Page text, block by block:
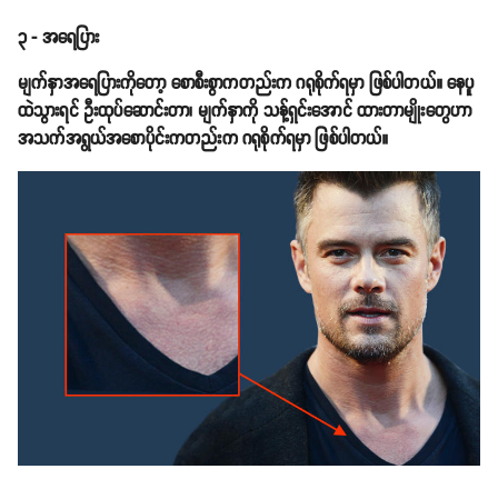
၃ - အရေပြား
မျက်နှာအရေပြားကိုတော့ စောစီးစွာကတည်းက ဂရုစိုက်ရမှာ ဖြစ်ပါတယ်။ နေပူ
ထဲသွားရင် ဦးထုပ်ဆောင်းတာ၊ မျက်နှာကို သန့်ရှင်းအောင် ထားတာမျိုးတွေဟာ
အသက်အရွယ်အစောပိုင်းကတည်းက ဂရုစိုက်ရမှာ ဖြစ်ပါတယ်။